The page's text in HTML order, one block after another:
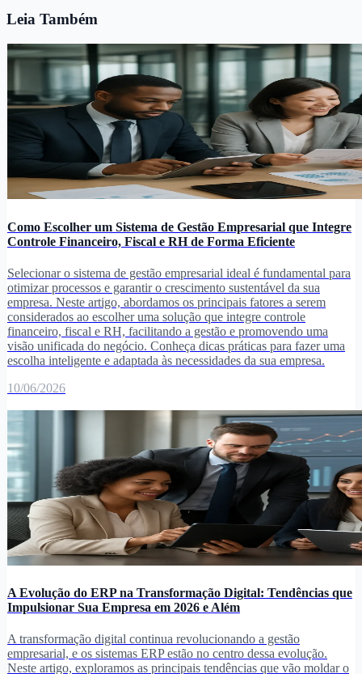
Leia Também
Como Escolher um Sistema de Gestão Empresarial que Integre
Controle Financeiro, Fiscal e RH de Forma Eficiente
Selecionar o sistema de gestão empresarial ideal é fundamental para
otimizar processos e garantir o crescimento sustentável da sua
empresa. Neste artigo, abordamos os principais fatores a serem
considerados ao escolher uma solução que integre controle
financeiro, fiscal e RH, facilitando a gestão e promovendo uma
visão unificada do negócio. Conheça dicas práticas para fazer uma
escolha inteligente e adaptada às necessidades da sua empresa.
10/06/2026
A Evolução do ERP na Transformação Digital: Tendências que
Impulsionar Sua Empresa em 2026 e Além
A transformação digital continua revolucionando a gestão
empresarial, e os sistemas ERP estão no centro dessa evolução.
Neste artigo, exploramos as principais tendências que vão moldar o